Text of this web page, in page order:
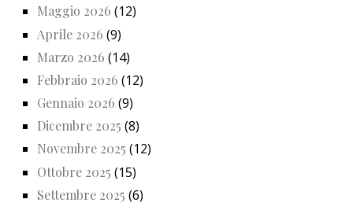
Maggio 2026 (12)
Aprile 2026 (9)
Marzo 2026 (14)
Febbraio 2026 (12)
Gennaio 2026 (9)
Dicembre 2025 (8)
Novembre 2025 (12)
Ottobre 2025 (15)
Settembre 2025 (6)